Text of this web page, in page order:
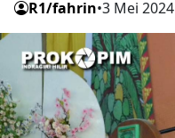
R1/fahrin•3 Mei 2024